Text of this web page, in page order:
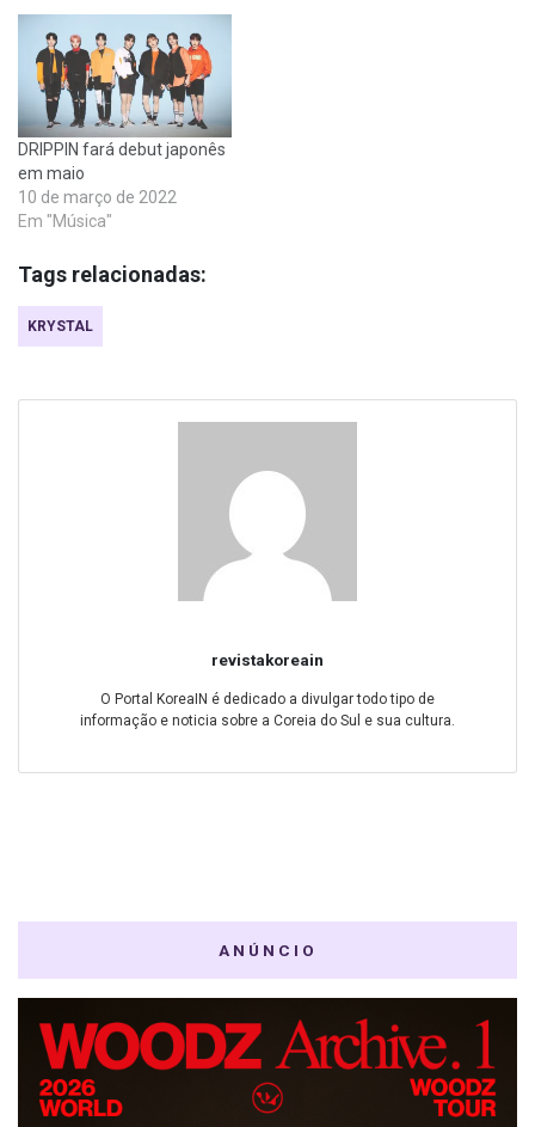
DRIPPIN fará debut japonês
em maio
10 de março de 2022
Em "Música"
Tags relacionadas:
KRYSTAL
revistakoreain
O Portal KoreaIN é dedicado a divulgar todo tipo de
informação e noticia sobre a Coreia do Sul e sua cultura.
ANÚNCIO